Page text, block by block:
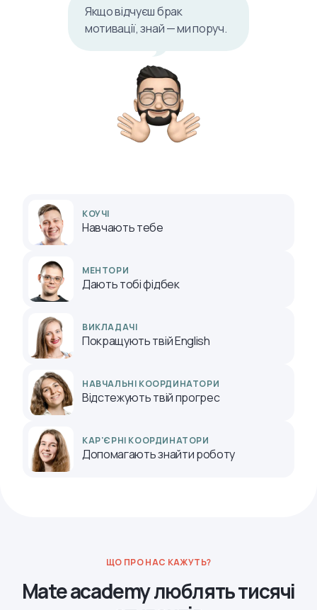
Якщо відчуєш брак
мотивації, знай — ми поруч.
КОУЧІ
Навчають тебе
МЕНТОРИ
Дають тобі фідбек
ВИКЛАДАЧІ
Покращують твій English
НАВЧАЛЬНІ КООРДИНАТОРИ
Відстежують твій прогрес
КАР'ЄРНІ КООРДИНАТОРИ
Допомагають знайти роботу
ЩО ПРО НАС КАЖУТЬ?
Mate academy люблять тисячі